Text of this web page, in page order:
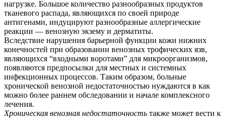
нагрузке. Большое количество разнообразных продуктов
тканевого распада, являющихся по своей природе
антигенами, индуцируют разнообразные аллергические
реакции — венозную экзему и дерматиты.
Вследствие нарушения барьерной функции кожи нижних
конечностей при образовании венозных трофических язв,
являющихся “входными воротами” для микроорганизмов,
появляются предпосылки для местных и системных
инфекционных процессов. Таким образом, больные
хронической венозной недостаточностью нуждаются в как
можно более раннем обследовании и начале комплексного
лечения.
Хроническая венозная недостаточность также может вести к